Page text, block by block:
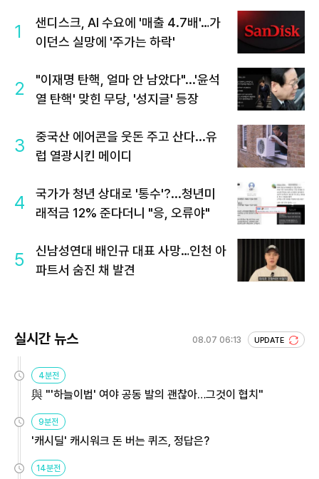
1
샌디스크, AI 수요에 '매출 4.7배'…가
이던스 실망에 '주가는 하락'
2
"이재명 탄핵, 얼마 안 남았다"...'윤석
열 탄핵' 맞힌 무당, '성지글' 등장
3
중국산 에어콘을 웃돈 주고 산다...유
럽 열광시킨 메이디
4
국가가 청년 상대로 '통수'?...청년미
래적금 12% 준다더니 "응, 오류야"
5
신남성연대 배인규 대표 사망…인천 아
파트서 숨진 채 발견
실시간 뉴스 08.07 06:13 UPDATE
4분전
與 "'하늘이법' 여야 공동 발의 괜찮아…그것이 협치"
9분전
'캐시딜' 캐시워크 돈 버는 퀴즈, 정답은?
14분전